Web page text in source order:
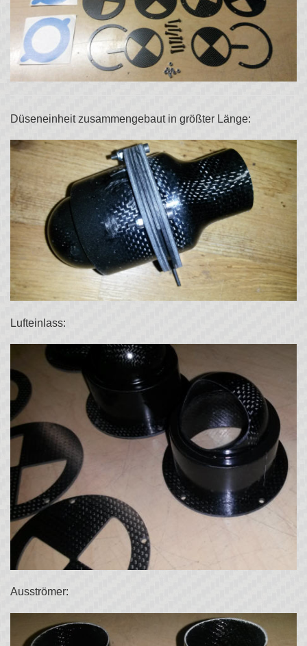
Düseneinheit zusammengebaut in größter Länge:
Lufteinlass:
Ausströmer: